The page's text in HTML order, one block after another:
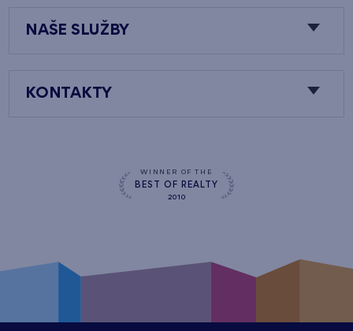
NAŠE SLUŽBY
KONTAKTY
WINNER OF THE
BEST OF REALTY
2010